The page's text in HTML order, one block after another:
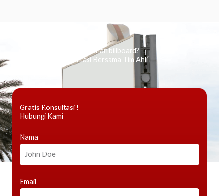
Ingin tahu tentang periklanan billboard?
Kami Berikan Konsultasi Bersama Tim Ahli
Gratis Konsultasi !
Hubungi Kami
Nama
Email